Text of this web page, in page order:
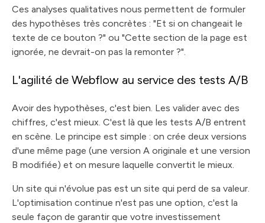
Ces analyses qualitatives nous permettent de formuler
des hypothèses très concrètes : "Et si on changeait le
texte de ce bouton ?" ou "Cette section de la page est
ignorée, ne devrait-on pas la remonter ?".
L'agilité de Webflow au service des tests A/B
Avoir des hypothèses, c'est bien. Les valider avec des
chiffres, c'est mieux. C'est là que les tests A/B entrent
en scène. Le principe est simple : on crée deux versions
d'une même page (une version A originale et une version
B modifiée) et on mesure laquelle convertit le mieux.
Un site qui n'évolue pas est un site qui perd de sa valeur.
L'optimisation continue n'est pas une option, c'est la
seule façon de garantir que votre investissement